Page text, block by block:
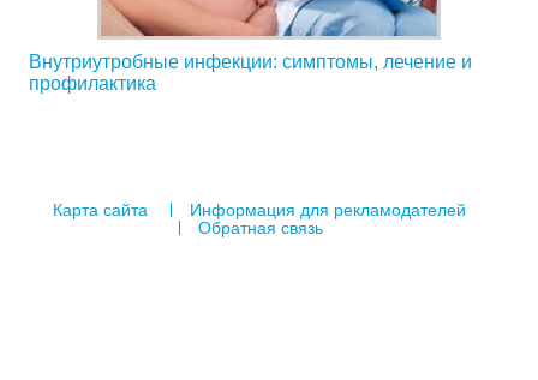
Внутриутробные инфекции: симптомы, лечение и
профилактика
Карта сайта
Информация для рекламодателей
Обратная связь